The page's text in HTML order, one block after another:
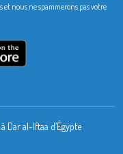
nous ne spammerons pas votre
Dar al-Iftaa d’Égypte